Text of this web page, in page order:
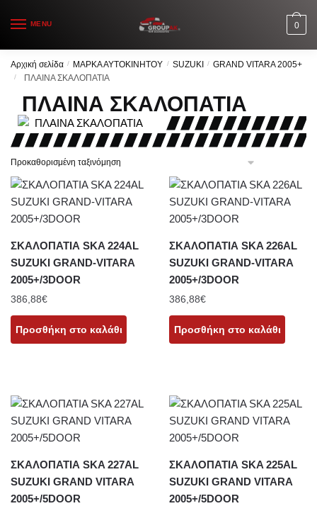
MENU 0
Αρχική σελίδα / ΜΑΡΚΑ ΑΥΤΟΚΙΝΗΤΟΥ / SUZUKI / GRAND VITARA 2005+
/ ΠΛΑΙΝΑ ΣΚΑΛΟΠΑΤΙΑ
ΠΛΑΙΝΑ ΣΚΑΛΟΠΑΤΙΑ
ΣΚΑΛΟΠΑΤΙΑ SKA 224AL
SUZUKI GRAND-VITARA
2005+/3DOOR
386,88€
Προσθήκη στο καλάθι
ΣΚΑΛΟΠΑΤΙΑ SKA 226AL
SUZUKI GRAND-VITARA
2005+/3DOOR
386,88€
Προσθήκη στο καλάθι
ΣΚΑΛΟΠΑΤΙΑ SKA 227AL
SUZUKI GRAND VITARA
2005+/5DOOR
ΣΚΑΛΟΠΑΤΙΑ SKA 225AL
SUZUKI GRAND VITARA
2005+/5DOOR